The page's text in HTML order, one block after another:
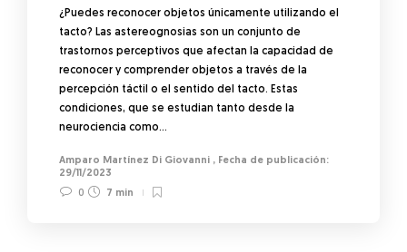
¿Puedes reconocer objetos únicamente utilizando el
tacto? Las astereognosias son un conjunto de
trastornos perceptivos que afectan la capacidad de
reconocer y comprender objetos a través de la
percepción táctil o el sentido del tacto. Estas
condiciones, que se estudian tanto desde la
neurociencia como…
Amparo Martínez Di Giovanni ,
29/11/2023
0
7 min